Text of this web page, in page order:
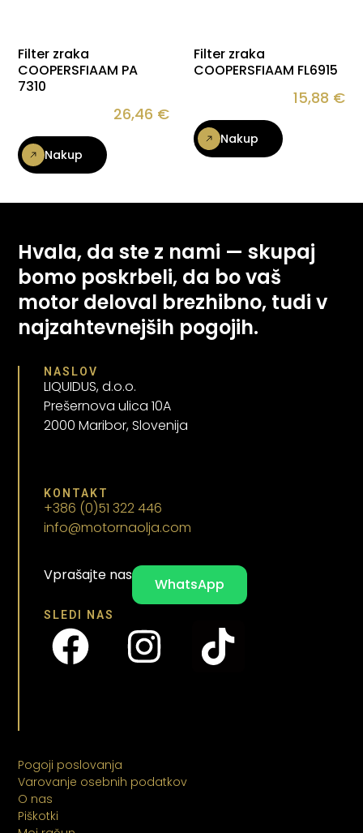
Filter zraka
COOPERSFIAAM PA
7310
26,46 €
Nakup
Filter zraka
COOPERSFIAAM FL6915
15,88 €
Nakup
Hvala, da ste z nami — skupaj
bomo poskrbeli, da bo vaš
motor deloval brezhibno, tudi v
najzahtevnejših pogojih.
NASLOV
LIQUIDUS, d.o.o.
Prešernova ulica 10A
2000 Maribor, Slovenija
KONTAKT
+386 (0)51 322 446
info@motornaolja.com
Vprašajte nas
WhatsApp
SLEDI NAS
Pogoji poslovanja
Varovanje osebnih podatkov
O nas
Piškotki